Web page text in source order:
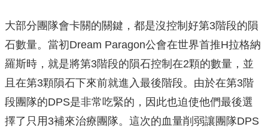
大部分團隊會卡關的關鍵，都是沒控制好第3階段的隕
石數量。當初Dream Paragon公會在世界首推H拉格納
羅斯時，就是將第3階段的隕石控制在2顆的數量，並
且在第3顆隕石下來前就進入最後階段。由於在第3階
段團隊的DPS是非常吃緊的，因此也迫使他們最後選
擇了只用3補來治療團隊。這次的血量削弱讓團隊DPS